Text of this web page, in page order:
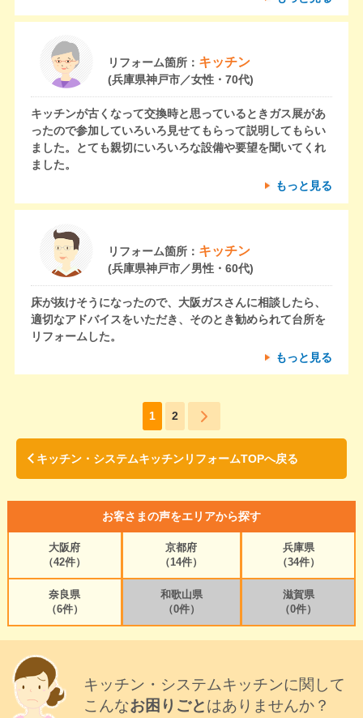
リフォーム箇所： キッチン
(兵庫県神戸市／女性・70代)
キッチンが古くなって交換時と思っているときガス展があ
ったので参加していろいろ見せてもらって説明してもらい
ました。とても親切にいろいろな設備や要望を聞いてくれ
ました。
もっと見る
リフォーム箇所： キッチン
(兵庫県神戸市／男性・60代)
床が抜けそうになったので、大阪ガスさんに相談したら、
適切なアドバイスをいただき、そのとき勧められて台所を
リフォームした。
もっと見る
1 2
キッチン・システムキッチンリフォームTOPへ戻る
お客さまの声をエリアから探す
大阪府
（42件）
京都府
（14件）
兵庫県
（34件）
奈良県
（6件）
和歌山県
（0件）
滋賀県
（0件）
キッチン・システムキッチンに関して
こんなお困りごとはありませんか？